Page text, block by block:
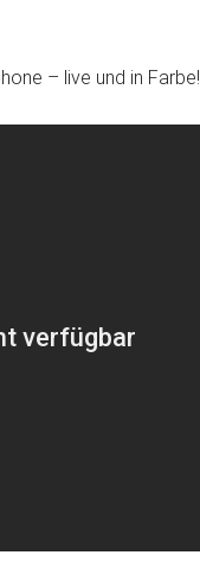
– live und in Farbe!